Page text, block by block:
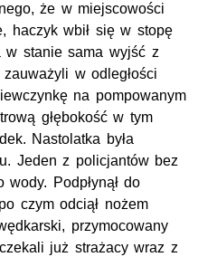
że w miejscowości
haczyk wbił się w stopę
w stanie sama wyjść z
w odległości
na pompowanym
głębokość w tym
Nastolatka była
Jeden z policjantów bez
Podpłynął do
czym odciął nożem
przymocowany
już strażacy wraz z